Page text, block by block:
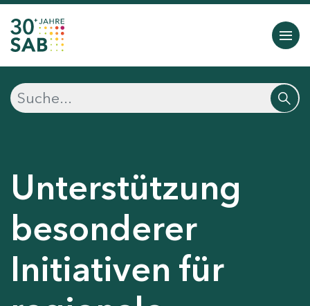
Unterstützung
besonderer
Initiativen für